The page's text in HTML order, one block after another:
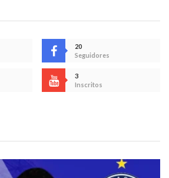
20
Seguidores
3
Inscritos